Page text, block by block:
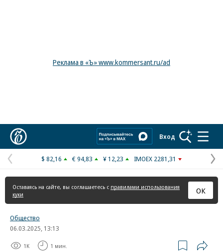
Реклама в «Ъ» www.kommersant.ru/ad
Вход
Предыдущая
страница
$ 82,16 € 94,83 ¥ 12,23 IMOEX 2281,31
Оставаясь на сайте, вы соглашаетесь с правилами использования
куки
ОК
Общество
06.03.2025, 13:13
1K 1 мин.